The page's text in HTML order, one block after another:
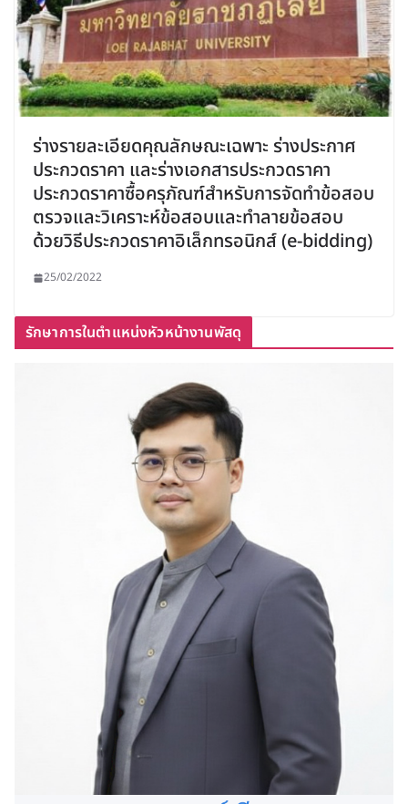
ร่างรายละเอียดคุณลักษณะเฉพาะ ร่างประกาศ
ประกวดราคา และร่างเอกสารประกวดราคา
ประกวดราคาซื้อครุภัณฑ์สำหรับการจัดทำข้อสอบ
ตรวจและวิเคราะห์ข้อสอบและทำลายข้อสอบ
ด้วยวิธีประกวดราคาอิเล็กทรอนิกส์ (e-bidding)
25/02/2022
รักษาการในตำแหน่งหัวหน้างานพัสดุ